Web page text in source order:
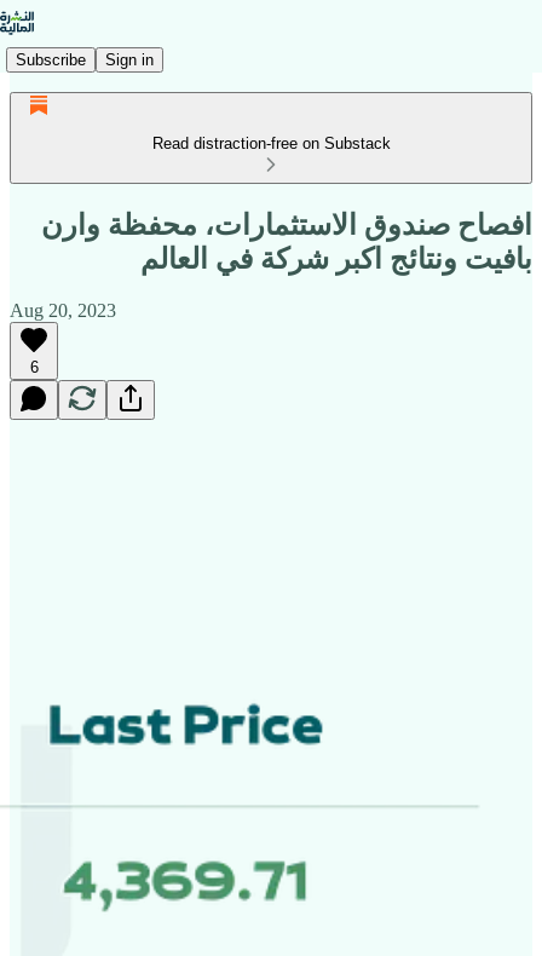
Subscribe Sign in
Read distraction-free on Substack
افصاح صندوق الاستثمارات، محفظة وارن
بافيت ونتائج اكبر شركة في العالم
Aug 20, 2023
6